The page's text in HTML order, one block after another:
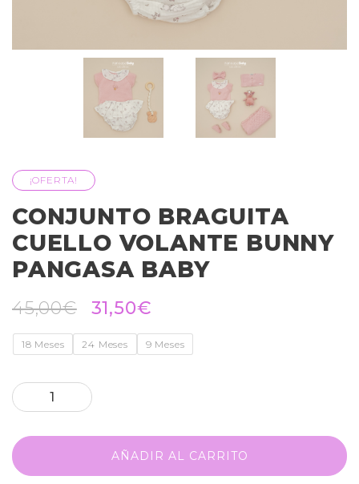
¡OFERTA!
CONJUNTO BRAGUITA
CUELLO VOLANTE BUNNY
PANGASA BABY
45,00€ 31,50€
18 Meses 24 Meses 9 Meses
AÑADIR AL CARRITO